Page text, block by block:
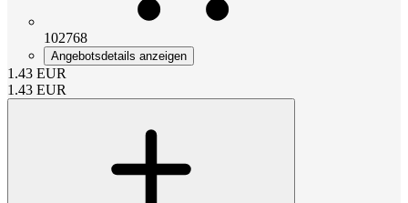
102768
Angebotsdetails anzeigen
1.43 EUR
1.43 EUR